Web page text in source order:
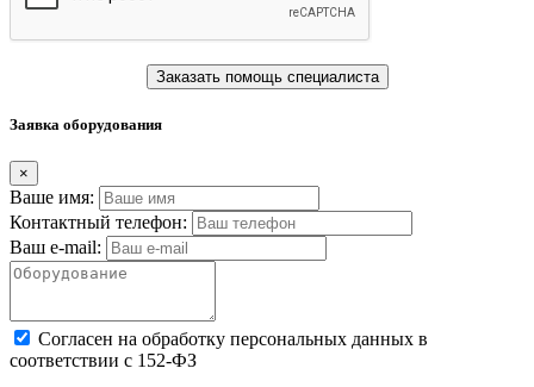
Заказать помощь специалиста
Заявка оборудования
×
Ваше имя:
Контактный телефон:
Ваш e-mail:
Cогласен на обработку персональных данных в
соответствии с 152-ФЗ